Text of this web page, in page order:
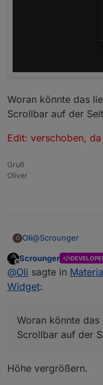
Woran könnte das
Scrollbar auf der
Edit: verschoben,
Gruß
Oliver
O Oli@Scrounger
ich habe ein
festgestellt.
In der Runtime
Offline
Scrounger
@Oli sagte in
Widget:
Woran könnte
Scrollbar auf der
Höhe vergrößern.